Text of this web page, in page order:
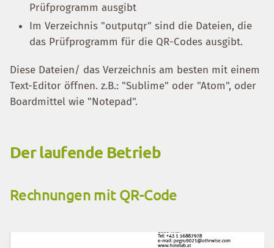
Prüfprogramm ausgibt
Im Verzeichnis "outputqr" sind die Dateien, die
das Prüfprogramm für die QR-Codes ausgibt.
Diese Dateien/ das Verzeichnis am besten mit einem
Text-Editor öffnen. z.B.: "Sublime" oder "Atom", oder
Boardmittel wie "Notepad".
Der laufende Betrieb
Rechnungen mit QR-Code